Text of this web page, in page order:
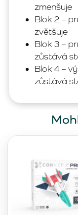
zmenšuje
Blok 2 –
zvětšuje
Blok 3 –
zůstává
Blok 4 –
zůstává